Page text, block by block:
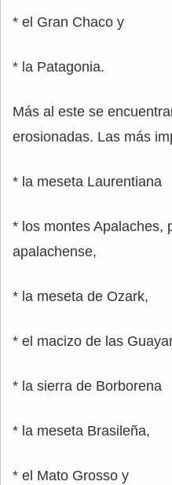
* el Gran Chaco y
* la Patagonia.
Más al este se
erosionadas. Las más
* la meseta Laurentiana
* los montes Apalaches,
apalachense,
* la meseta de Ozark,
* el macizo de las
* la sierra de Borborena
* la meseta Brasileña,
* el Mato Grosso y